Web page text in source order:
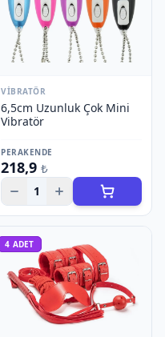
VIBRATÖR
6,5cm Uzunluk Çok Mini
Vibratör
PERAKENDE
218,9 ₺
1
4 ADET